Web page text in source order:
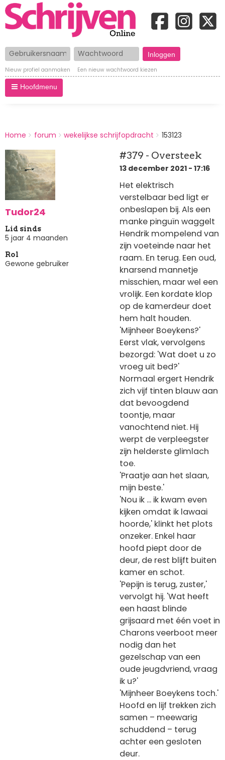
Gebruikersnaam Wachtwoord
Nieuw profiel aanmaken Een nieuw wachtwoord kiezen
Hoofdmenu
BREADCRUMBS
You
here:
Home forum wekelijkse schrijfopdracht 153123
Tudor24
Lid sinds
5 jaar 4 maanden
Rol
Gewone gebruiker
#379 - Oversteek
13 december 2021 - 17:16
Het elektrisch
verstelbaar bed ligt er
onbeslapen bij. Als een
manke pinguïn waggelt
Hendrik mompelend van
zijn voeteinde naar het
raam. En terug. Een oud,
knarsend mannetje
misschien, maar wel een
vrolijk. Een kordate klop
op de kamerdeur doet
hem halt houden.
'Mijnheer Boeykens?'
Eerst vlak, vervolgens
bezorgd: 'Wat doet u zo
vroeg uit bed?'
Normaal ergert Hendrik
zich vijf tinten blauw aan
dat bevoogdend
toontje, maar
vanochtend niet. Hij
werpt de verpleegster
zijn helderste glimlach
toe.
'Praatje aan het slaan,
mijn beste.'
'Nou ik ... ik kwam even
kijken omdat ik lawaai
hoorde,' klinkt het plots
onzeker. Enkel haar
hoofd piept door de
deur, de rest blijft buiten
kamer en schot.
'Pepijn is terug, zuster,'
vervolgt hij. 'Wat heeft
een haast blinde
grijsaard met één voet in
Charons veerboot meer
nodig dan het
gezelschap van een
oude jeugdvriend, vraag
ik u?'
'Mijnheer Boeykens toch.'
Hoofd en lijf trekken zich
samen – meewarig
schuddend – terug
achter een gesloten
deur.